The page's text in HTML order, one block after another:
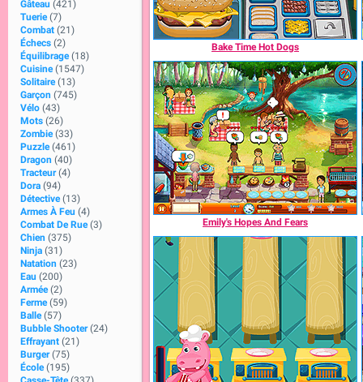
Gâteau (421)
Tuerie (7)
Combat (21)
Échecs (2)
Équilibrage (18)
Cuisine (1547)
Solitaire (13)
Garçon (745)
Vélo (43)
Mots (26)
Zombie (33)
Puzzle (461)
Dragon (40)
Tracteur (4)
Dora (94)
Détective (13)
Armes À Feu (4)
Combat De Rue (3)
Chien (375)
Ninja (31)
Natation (23)
Eau (200)
Armée (2)
Ferme (59)
Balle (57)
Bubble Shooter (24)
Effrayant (21)
Burger (75)
École (195)
Bake Time Hot Dogs
Emily's Hopes And Fears